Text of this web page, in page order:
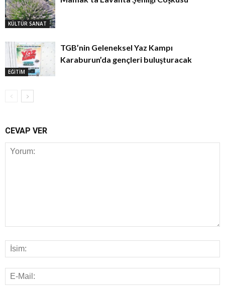
KÜLTÜR SANAT
EĞİTİM
TGB’nin Geleneksel Yaz Kampı
Karaburun’da gençleri buluşturacak
CEVAP VER